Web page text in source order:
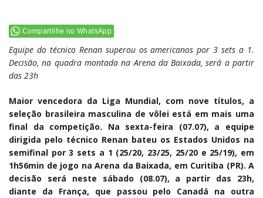
Compartilhe no WhatsApp
Equipe do técnico Renan superou os americanos por 3 sets a 1.
Decisão, na quadra montada na Arena da Baixada, será a partir
das 23h
Maior vencedora da Liga Mundial, com nove títulos, a
seleção brasileira masculina de vôlei está em mais uma
final da competição. Na sexta-feira (07.07), a equipe
dirigida pelo técnico Renan bateu os Estados Unidos na
semifinal por 3 sets a 1 (25/20, 23/25, 25/20 e 25/19), em
1h56min de jogo na Arena da Baixada, em Curitiba (PR). A
decisão será neste sábado (08.07), a partir das 23h,
diante da França, que passou pelo Canadá na outra